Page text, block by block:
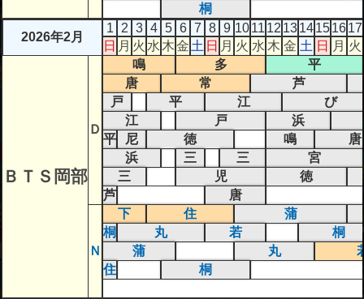
桐
2026年2月
1 2 3 4 5 6 7 8 9 1011 12 1314151617
日 月 火 水 木金 土 日 月 火 水 木 金 土 日 月 火
ＢＴＳ岡部
Ｄ
鳴 多
平
唐
常
芦
戸
平 江
び
江
戸
浜
平
尼 徳 鳴
唐
浜
三 三
宮
三
児
徳
芦
唐
Ｎ
下 住
蒲
桐
丸 若
桐
蒲
丸
住
桐